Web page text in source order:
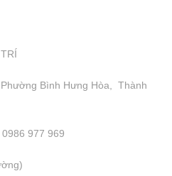
Bình Hưng Hòa, Thành
977 969